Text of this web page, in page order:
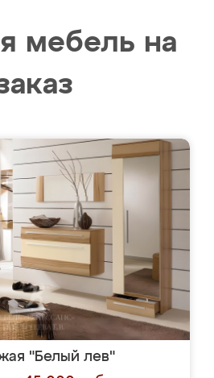
мебель на
"Белый лев"